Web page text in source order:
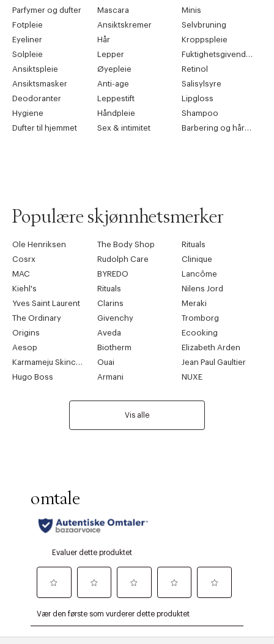
Parfymer og dufter
Mascara
Minis
Fotpleie
Ansiktskremer
Selvbruning
Eyeliner
Hår
Kroppspleie
Solpleie
Lepper
Ansiktspleie
Øyepleie
Retinol
Ansiktsmasker
Anti-age
Salisylsyre
Deodoranter
Leppestift
Lipgloss
Hygiene
Håndpleie
Shampoo
Dufter til hjemmet
Sex & intimitet
Populære skjønnhetsmerker
Ole Henriksen The Body Shop
Rituals
Cosrx
Rudolph Care
Clinique
MAC
BYREDO
Lancôme
Kiehl's
Rituals
Nilens Jord
Yves Saint Laurent
Clarins
Meraki
The Ordinary
Givenchy
Tromborg
Origins
Aveda
Ecooking
Aesop
Biotherm
Elizabeth Arden
Ouai
Jean Paul Gaultier
Hugo Boss
Armani NUXE
Vis alle